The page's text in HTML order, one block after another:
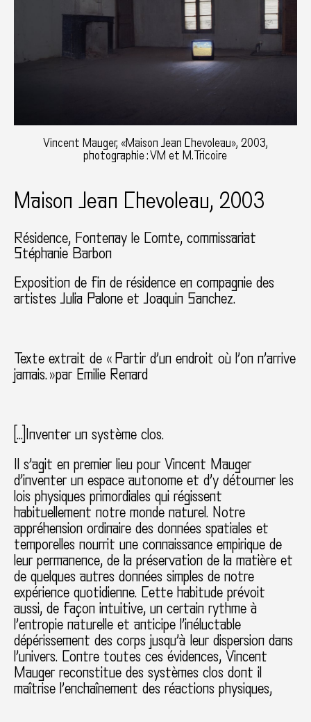
Vincent Mauger, «Maison Jean Chevoleau», 2003,
photographie : VM et M.Tricoire
Maison Jean Chevoleau, 2003
Résidence Fontenay le Comte commissariat
Stéphanie Barbon
Exposition de fin de résidence en compagnie des
artistes Julia Palone et Joaquin Sanchez.
Texte extrait de « Partir d’un endroit où l’on n’arrive
jamais. »par Emilie Renard
[…]Inventer un système clos.
Il s’agit en premier lieu pour Vincent Mauger
d’inventer un espace autonome et d’y détourner les
lois physiques primordiales qui régissent
habituellement notre monde naturel. Notre
appréhension ordinaire des données spatiales et
temporelles nourrit une connaissance empirique de
leur permanence, de la préservation de la matière et
de quelques autres données simples de notre
expérience quotidienne. Cette habitude prévoit
aussi, de façon intuitive, un certain rythme à
l’entropie naturelle et anticipe l’inéluctable
dépérissement des corps jusqu’à leur dispersion dans
l’univers. Contre toutes ces évidences, Vincent
Mauger reconstitue des systèmes clos dont il
maîtrise l’enchaînement des réactions physiques,